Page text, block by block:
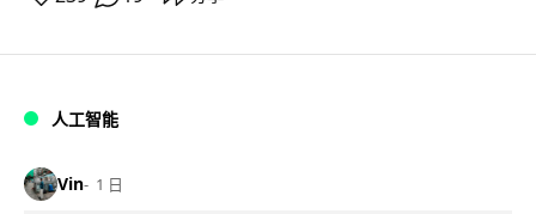
人工智能
Vin 1 日